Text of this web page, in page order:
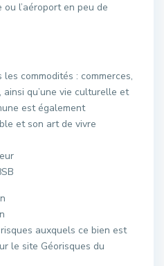
l’aéroport en peu de
commodités : commerces,
qu’une vie culturelle et
est également
et son art de vivre
auxquels ce bien est
le site Géorisques du